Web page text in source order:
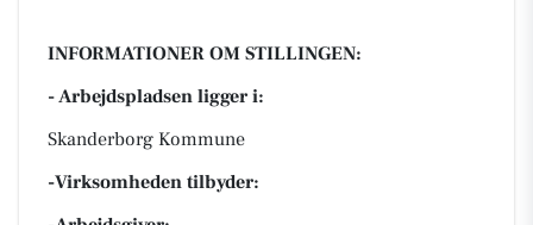
INFORMATIONER OM STILLINGEN:
- Arbejdspladsen ligger i:
Skanderborg Kommune
-Virksomheden tilbyder: